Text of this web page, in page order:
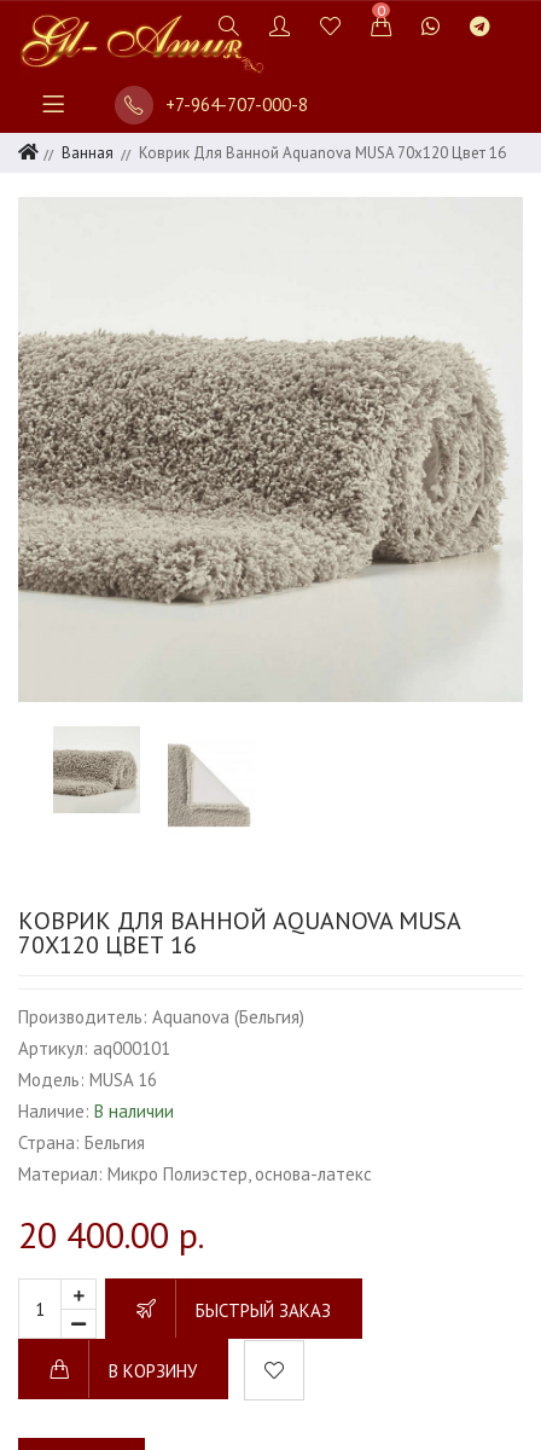
0
+7-964-707-000-8
Ванная Коврик Для Ванной Aquanova MUSA 70x120 Цвет 16
КОВРИК ДЛЯ ВАННОЙ AQUANOVA MUSA
70X120 ЦВЕТ 16
Производитель: Aquanova (Бельгия)
Артикул: aq000101
Модель: MUSA 16
Наличие: В наличии
Страна: Бельгия
Материал: Микро Полиэстер, основа-латекс
20 400.00 р.
БЫСТРЫЙ ЗАКАЗ
В КОРЗИНУ